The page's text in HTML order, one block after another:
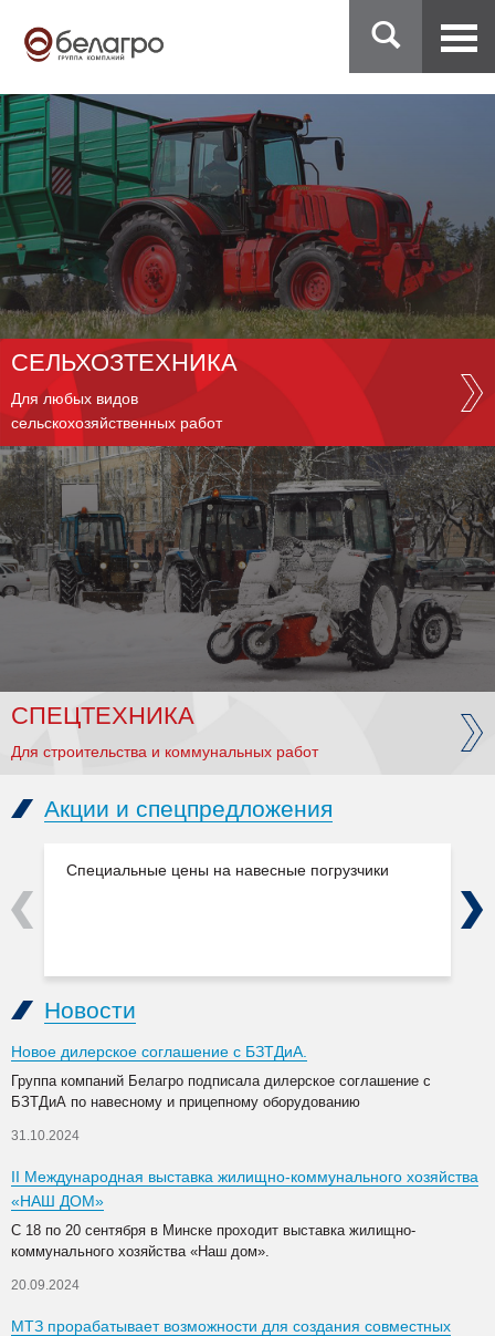
СЕЛЬХОЗТЕХНИКА
Для любых видов
сельскохозяйственных работ
СПЕЦТЕХНИКА
Для строительства и коммунальных работ
Акции и спецпредложения
Специальные цены на навесные погрузчики
Previous Next
Новости
Новое дилерское соглашение с БЗТДиА.
Группа компаний Белагро подписала дилерское соглашение с
БЗТДиА по навесному и прицепному оборудованию
31.10.2024
II Международная выставка жилищно-коммунального хозяйства
«НАШ ДОМ»
С 18 по 20 сентября в Минске проходит выставка жилищно-
коммунального хозяйства «Наш дом».
20.09.2024
МТЗ прорабатывает возможности для создания совместных